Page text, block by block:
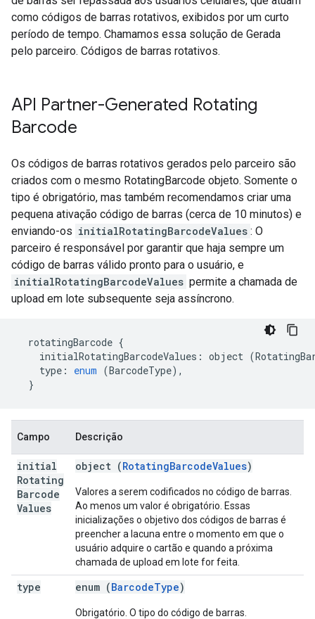
como códigos de barras rotativos, exibidos por um curto
período de tempo. Chamamos essa solução de Gerada
pelo parceiro. Códigos de barras rotativos.
API Partner-Generated Rotating
Barcode
Os códigos de barras rotativos gerados pelo parceiro são
criados com o mesmo RotatingBarcode objeto. Somente o
tipo é obrigatório, mas também recomendamos criar uma
pequena ativação código de barras (cerca de 10 minutos) e
enviando-os initialRotatingBarcodeValues : O
parceiro é responsável por garantir que haja sempre um
código de barras válido pronto para o usuário, e
initialRotatingBarcodeValues permite a chamada de
upload em lote subsequente seja assíncrono.
rotatingBarcode {
initialRotatingBarcodeValues : object (
type : enum (BarcodeType),
}
Campo Descrição
initial
Rotating
Barcode
Values
object (RotatingBarcodeValues)
Valores a serem codificados no código de barras.
Ao menos um valor é obrigatório. Essas
inicializações o objetivo dos códigos de barras é
preencher a lacuna entre o momento em que o
usuário adquire o cartão e quando a próxima
chamada de upload em lote for feita.
type enum (BarcodeType)
Obrigatório. O tipo do código de barras.